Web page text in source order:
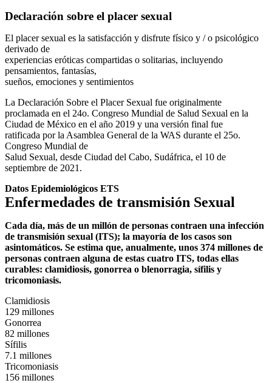
Declaración sobre el placer sexual
El placer sexual es la satisfacción y disfrute físico y / o psicológico
derivado de
experiencias eróticas compartidas o solitarias, incluyendo
pensamientos, fantasías,
sueños, emociones y sentimientos
La Declaración Sobre el Placer Sexual fue originalmente
proclamada en el 24o. Congreso Mundial de Salud Sexual en la
Ciudad de México en el año 2019 y una versión final fue
ratificada por la Asamblea General de la WAS durante el 25o.
Congreso Mundial de
Salud Sexual, desde Ciudad del Cabo, Sudáfrica, el 10 de
septiembre de 2021.
Datos Epidemiológicos ETS
Enfermedades de transmisión Sexual
Cada día, más de un millón de personas contraen una infección
de transmisión sexual (ITS); la mayoría de los casos son
asintomáticos. Se estima que, anualmente, unos 374 millones de
personas contraen alguna de estas cuatro ITS, todas ellas
curables: clamidiosis, gonorrea o blenorragia, sífilis y
tricomoniasis.
Clamidiosis
129 millones
Gonorrea
82 millones
Sífilis
7.1 millones
Tricomoniasis
156 millones